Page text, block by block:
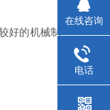
好的机械制
在线咨询
电话